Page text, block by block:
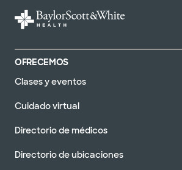
OFRECEMOS
Clases y eventos
Cuidado virtual
Directorio de médicos
Directorio de ubicaciones